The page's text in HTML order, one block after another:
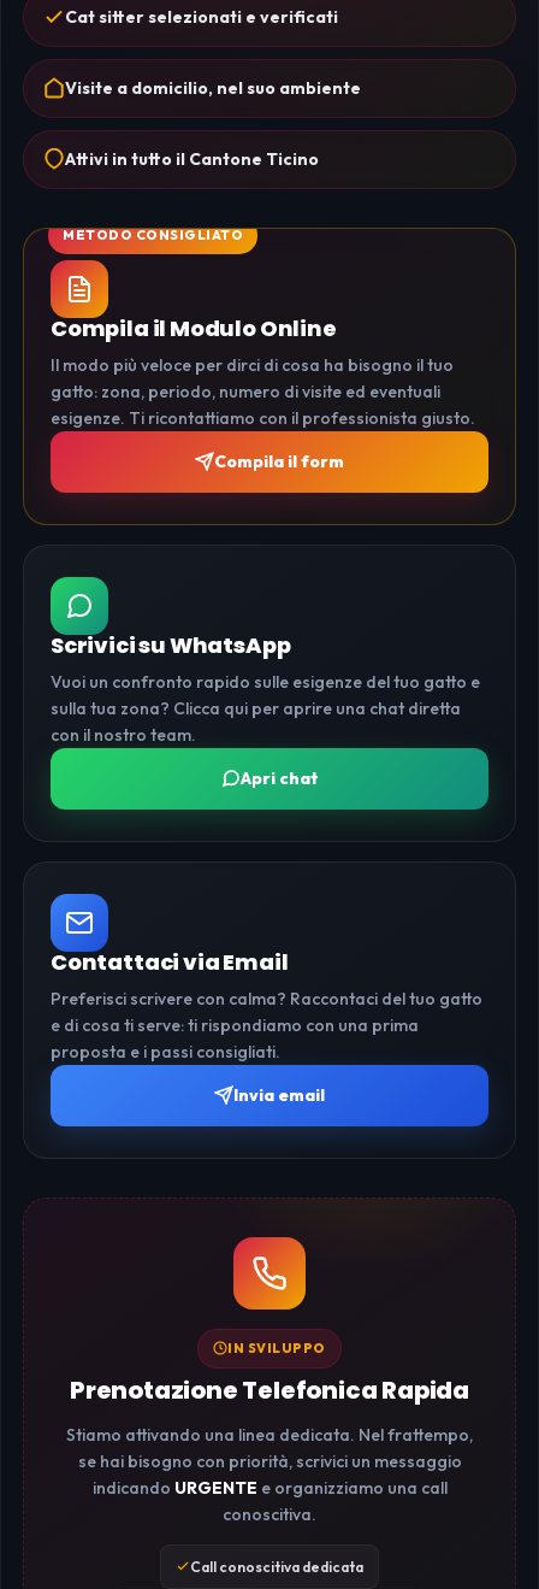
Cat sitter selezionati e verificati
Visite a domicilio, nel suo ambiente
Attivi in tutto il Cantone Ticino
Compila il Modulo Online
Il modo più veloce per dirci di cosa ha bisogno il tuo
gatto: zona, periodo, numero di visite ed eventuali
esigenze. Ti ricontattiamo con il professionista giusto.
Compila il form
Scrivici su WhatsApp
Vuoi un confronto rapido sulle esigenze del tuo gatto e
sulla tua zona? Clicca qui per aprire una chat diretta
con il nostro team.
Apri chat
Contattaci via Email
Preferisci scrivere con calma? Raccontaci del tuo gatto
e di cosa ti serve: ti rispondiamo con una prima
proposta e i passi consigliati.
Invia email
IN SVILUPPO
Prenotazione Telefonica Rapida
Stiamo attivando una linea dedicata. Nel frattempo,
se hai bisogno con priorità, scrivici un messaggio
indicando URGENTE e organizziamo una call
conoscitiva.
Call conoscitiva dedicata